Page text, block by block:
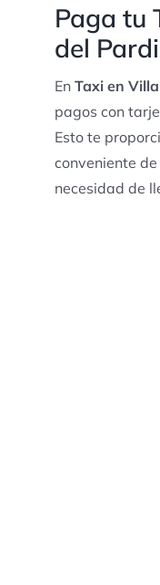
Paga tu
del
En Taxi en
pagos con
Esto te
conveniente
necesidad de